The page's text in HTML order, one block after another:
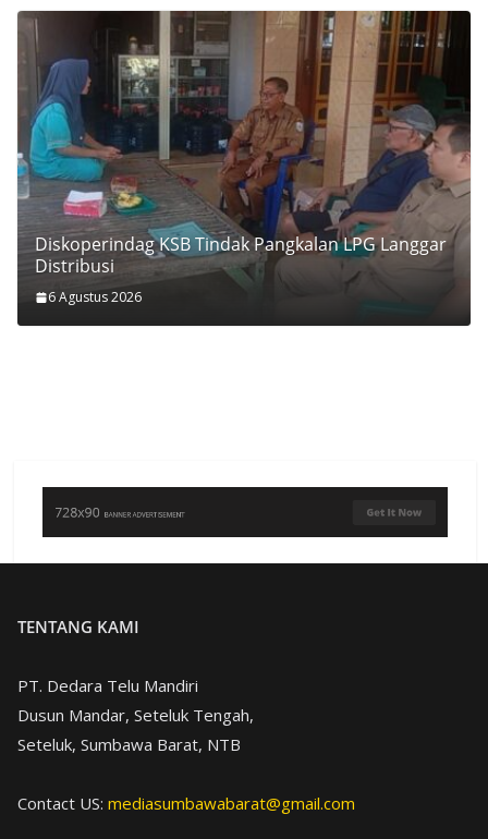
Diskoperindag KSB Tindak Pangkalan LPG Langgar
Distribusi
6 Agustus 2026
TENTANG KAMI
PT. Dedara Telu Mandiri
Dusun Mandar, Seteluk Tengah,
Seteluk, Sumbawa Barat, NTB
Contact US: mediasumbawabarat@gmail.com